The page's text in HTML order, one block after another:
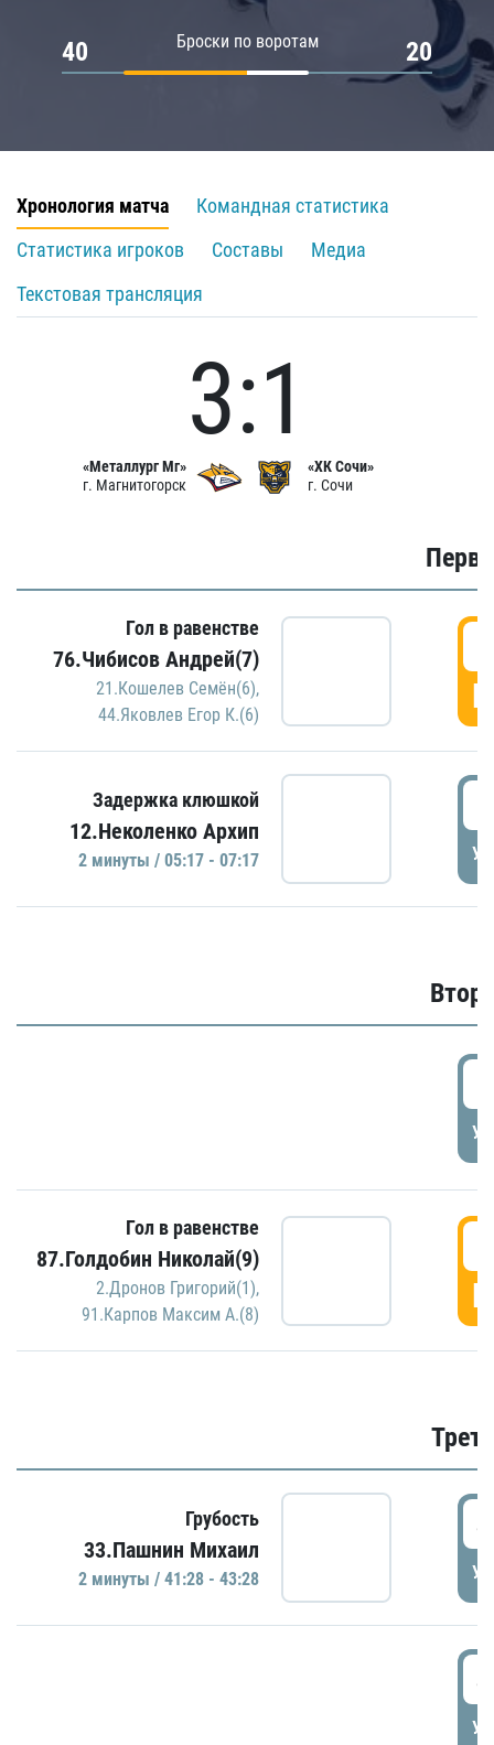
Броски по воротам
40 20
Хронология матча
Командная статистика
Статистика игроков
Составы
Медиа
Текстовая трансляция
«Металлург Мг»
г. Магнитогорск
3:1
«ХК Сочи»
г. Сочи
Гол в равенстве
76.Чибисов Андрей(7)
21.Кошелев Семён(6),
44.Яковлев Егор К.(6)
Задержка клюшкой
12.Неколенко Архип
2 минуты / 05:17 - 07:17
Гол в равенстве
87.Голдобин Николай(9)
2.Дронов Григорий(1),
91.Карпов Максим А.(8)
Грубость
33.Пашнин Михаил
2 минуты / 41:28 - 43:28